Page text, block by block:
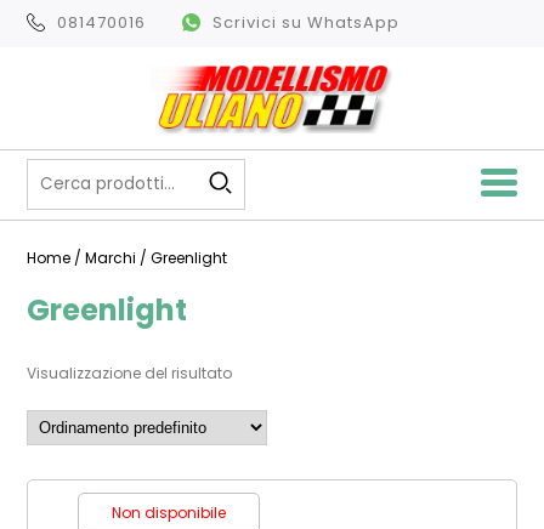
081470016 Scrivici su WhatsApp
Home / Marchi / Greenlight
Greenlight
Visualizzazione del risultato
Non disponibile